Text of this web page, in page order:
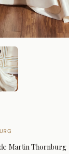
Martin Thornburg